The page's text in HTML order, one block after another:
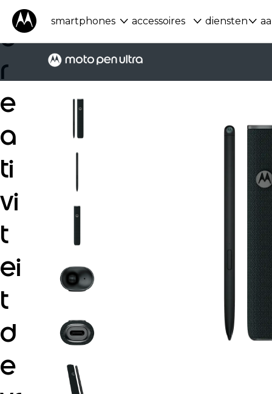
smartphones accessoires diensten
c
r
e
a
ti
vi
t
ei
t
d
e